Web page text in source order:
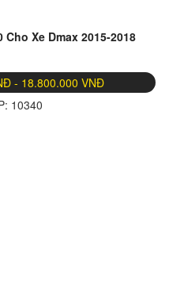
Xe Dmax 2015-2018
- 18.800.000 VNĐ
10340